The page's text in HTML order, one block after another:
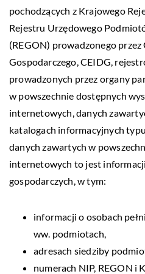
pochodzących z Krajowego
Rejestru Urzędowego
(REGON) prowadzonego
Gospodarczego, CEIDG,
prowadzonych przez organy
w powszechnie dostępnych
internetowych, danych
katalogach informacyjnych
danych zawartych w
internetowych to jest
gospodarczych, w tym:
informacji o osobach
ww. podmiotach,
adresach siedziby
numerach NIP, REGON i